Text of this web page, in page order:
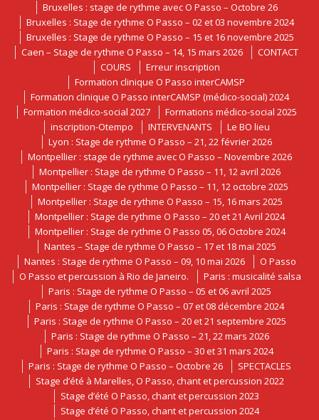
Bruxelles : stage de rythme avec O Passo – Octobre 26
Bruxelles : Stage de rythme O Passo – 02 et 03 novembre 2024
Bruxelles : Stage de rythme O Passo – 15 et 16 novembre 2025
Caen – Stage de rythme O Passo – 14, 15 mars 2026
CONTACT
COURS
Erreur inscription
Formation clinique O Passo interCAMSP
Formation clinique O Passo interCAMSP (médico-social) 2024
Formation médico-social 2027
Formations médico-social 2025
inscription-Otempo
INTERVENANTS
Le BO lieu
Lyon : Stage de rythme O Passo – 21, 22 février 2026
Montpellier : stage de rythme avec O Passo – Novembre 2026
Montpellier : Stage de rythme O Passo – 11, 12 avril 2026
Montpellier : Stage de rythme O Passo – 11, 12 octobre 2025
Montpellier : Stage de rythme O Passo – 15, 16 mars 2025
Montpellier : Stage de rythme O Passo – 20 et 21 Avril 2024
Montpellier : Stage de rythme O Passo 05, 06 Octobre 2024
Nantes – Stage de rythme O Passo – 17 et 18 mai 2025
Nantes : Stage de rythme O Passo – 09, 10 mai 2026
O Passo
O Passo et percussion à Rio de Janeiro.
Paris : musicalité salsa
Paris : Stage de rythme O Passo – 05 et 06 avril 2025
Paris : Stage de rythme O Passo – 07 et 08 décembre 2024
Paris : Stage de rythme O Passo – 20 et 21 septembre 2025
Paris : Stage de rythme O Passo – 21, 22 mars 2026
Paris : Stage de rythme O Passo – 30 et 31 mars 2024
Paris : Stage de rythme O Passo – Octobre 26
SPECTACLES
Stage d’été à Marelles, O Passo, chant et percussion 2022
Stage d’été O Passo, chant et percussion 2023
Stage d’été O Passo, chant et percussion 2024